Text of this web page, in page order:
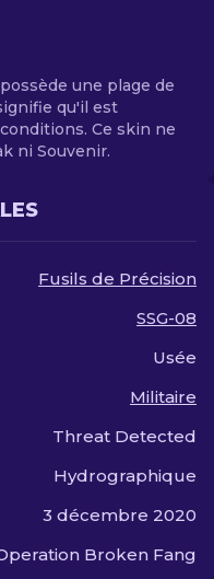
une plage de
qu'il est
Ce skin ne
ni Souvenir.
Fusils de Précision
SSG-08
Usée
Militaire
Threat Detected
Hydrographique
3 décembre 2020
Broken Fang